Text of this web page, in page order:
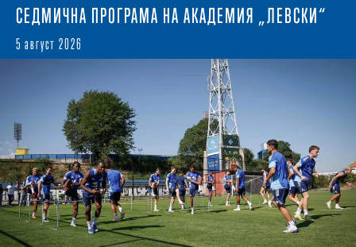
СЕДМИЧНА ПРОГРАМА НА АКАДЕМИЯ „ЛЕВСКИ“
5 август 2026